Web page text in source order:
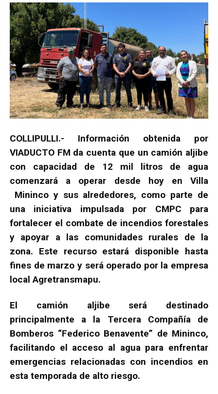
COLLIPULLI.- Información obtenida por
VIADUCTO FM da cuenta que un camión aljibe
con capacidad de 12 mil litros de agua
comenzará a operar desde hoy en Villa
Mininco y sus alrededores, como parte de
una iniciativa impulsada por CMPC para
fortalecer el combate de incendios forestales
y apoyar a las comunidades rurales de la
zona. Este recurso estará disponible hasta
fines de marzo y será operado por la empresa
local Agretransmapu.
El camión aljibe será destinado
principalmente a la Tercera Compañía de
Bomberos “Federico Benavente” de Mininco,
facilitando el acceso al agua para enfrentar
emergencias relacionadas con incendios en
esta temporada de alto riesgo.